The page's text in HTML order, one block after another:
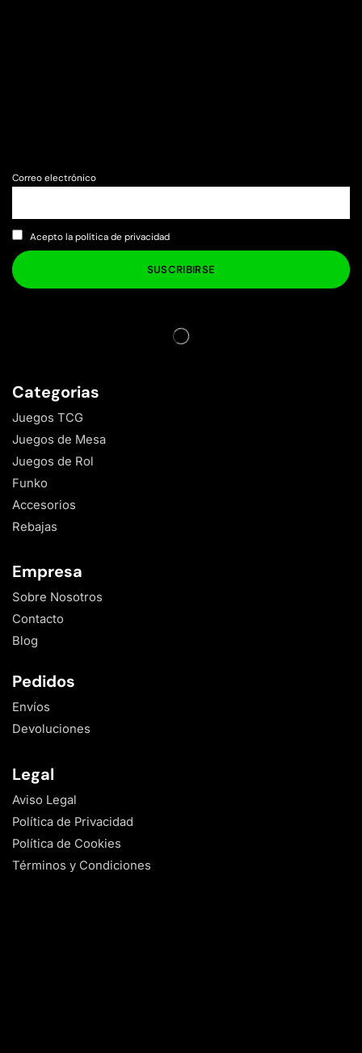
Correo electrónico
Acepto la política de privacidad
Categorias
Juegos TCG
Juegos de Mesa
Juegos de Rol
Funko
Accesorios
Rebajas
Empresa
Sobre Nosotros
Contacto
Blog
Pedidos
Envíos
Devoluciones
Legal
Aviso Legal
Política de Privacidad
Política de Cookies
Términos y Condiciones